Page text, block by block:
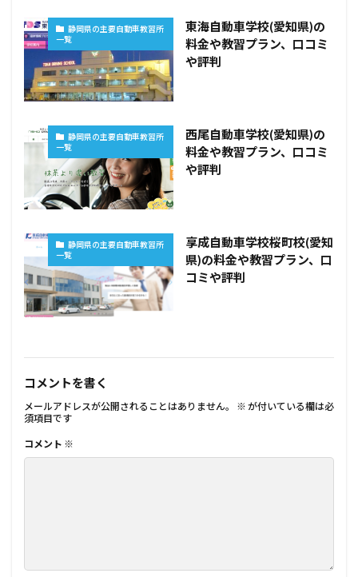
静岡県の主要自動車教習所
一覧
東海自動車学校(愛知県)の
料金や教習プラン、口コミ
や評判
静岡県の主要自動車教習所
一覧
西尾自動車学校(愛知県)の
料金や教習プラン、口コミ
や評判
静岡県の主要自動車教習所
一覧
享成自動車学校桜町校(愛知
県)の料金や教習プラン、口
コミや評判
コメントを書く
メールアドレスが公開されることはありません。 ※ が付いている欄は必
須項目です
コメント ※